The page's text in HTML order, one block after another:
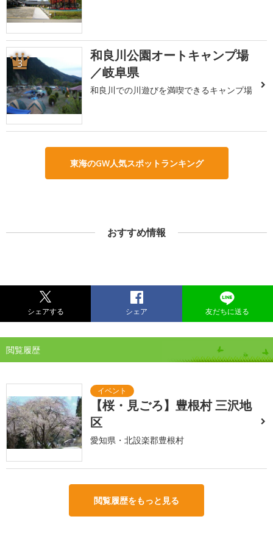
3
和良川公園オートキャンプ場
／岐阜県
和良川での川遊びを満喫できるキャンプ場
東海のGW人気スポットランキング
おすすめ情報
シェアする シェア 友だちに送る
閲覧履歴
【桜・見ごろ】豊根村 三沢地
区
愛知県・北設楽郡豊根村
閲覧履歴をもっと見る